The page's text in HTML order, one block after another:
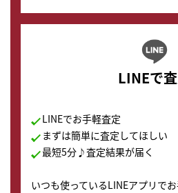
LINEで
LINEでお手軽査定
まずは簡単に査定してほしい
最短5分♪査定結果が届く
いつも使っているLINEアプリで